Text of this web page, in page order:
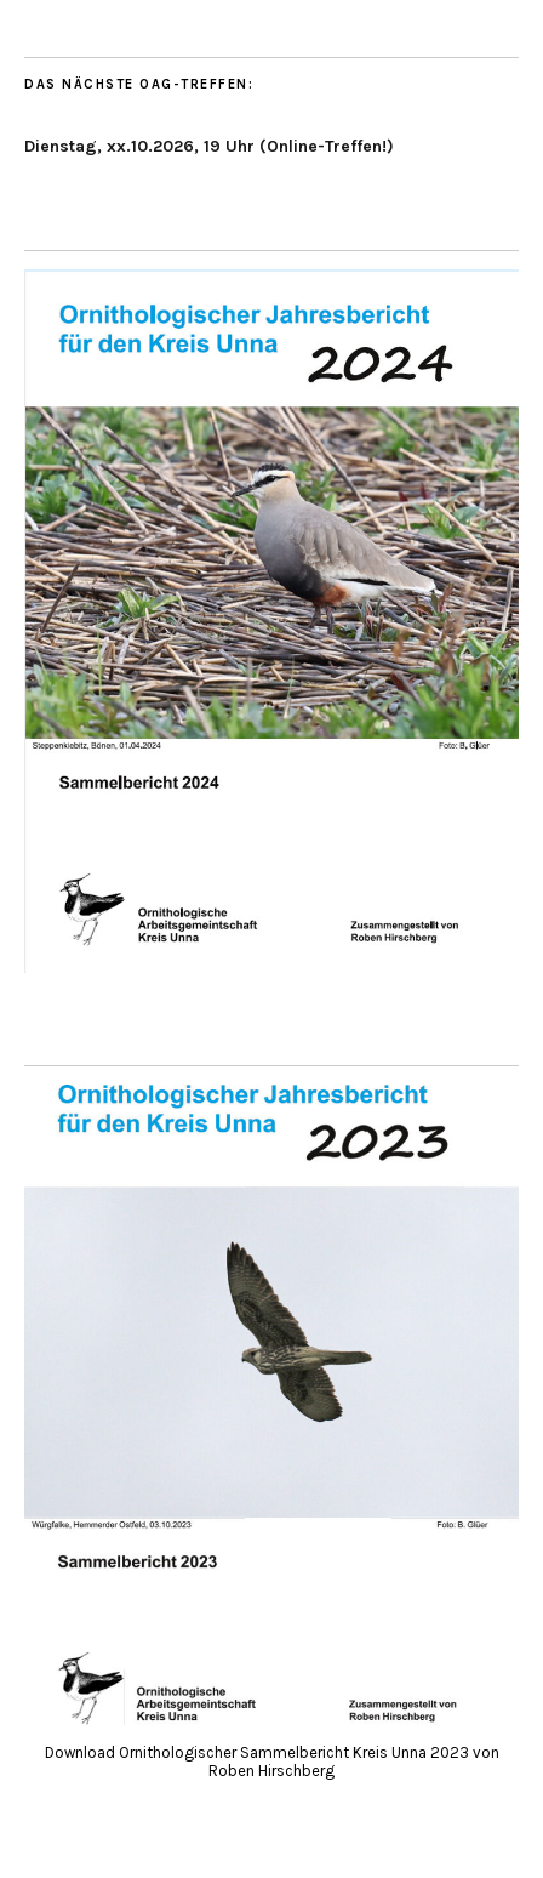
DAS NÄCHSTE OAG-TREFFEN:
Dienstag, xx.10.2026, 19 Uhr (Online-Treffen!)
Download Ornithologischer Sammelbericht Kreis Unna 2023 von
Roben Hirschberg